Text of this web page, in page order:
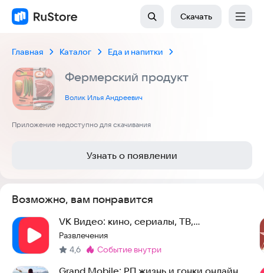
Скачать
Главная Каталог Еда и напитки
Фермерский продукт
Волик Илья Андреевич
Приложение недоступно для скачивания
Узнать о появлении
Возможно, вам понравится
VK Видео: кино, сериалы, ТВ,
мультфильмы и клипы
Развлечения
4,6 Метка:
событие внутри
Grand Mobile: РП жизнь и гонки онлайн